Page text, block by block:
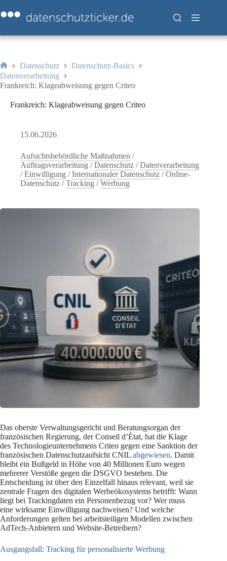
Inhalt
springen
Start
Datenschutz
Datenschutz-Basics
Datenverarbeitung
Frankreich: Klageabweisung gegen Criteo
Frankreich: Klageabweisung gegen Criteo
15.06.2026
Aufsichtsbehördliche Maßnahmen /
Auftragsverarbeitung /Datenschutz /Datenverarbeitung
/Einwilligung /Internationaler Datenschutz /Online-
Datenschutz /Tracking /Werbung
Das oberste Verwaltungsgericht und Beratungsorgan der
französischen Regierung, der Conseil d’État, hat die Klage
des Technologieunternehmens Criteo gegen eine Sanktion der
französischen Datenschutzaufsicht CNIL abgewiesen. Damit
bleibt ein Bußgeld in Höhe von 40 Millionen Euro wegen
mehrerer Verstöße gegen die DSGVO bestehen. Die
Entscheidung ist über den Einzelfall hinaus relevant, weil sie
zentrale Fragen des digitalen Werbeökosystems betrifft: Wann
liegt bei Trackingdaten ein Personenbezug vor? Wer muss
eine wirksame Einwilligung nachweisen? Und welche
Anforderungen gelten bei arbeitsteiligen Modellen zwischen
AdTech-Anbietern und Website-Betreibern?
Ausgangsfall: Tracking für personalisierte Werbung